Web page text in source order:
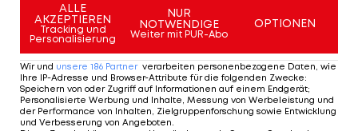
ALLE
AKZEPTIEREN
Tracking und
Personalisierung
NUR
NOTWENDIGE
Weiter mit PUR-Abo
OPTIONEN
Wir und unsere 186 Partner verarbeiten personenbezogene Daten, wie
Ihre IP-Adresse und Browser-Attribute für die folgenden Zwecke:
Speichern von oder Zugriff auf Informationen auf einem Endgerät;
Personalisierte Werbung und Inhalte, Messung von Werbeleistung und
der Performance von Inhalten, Zielgruppenforschung sowie Entwicklung
und Verbesserung von Angeboten.